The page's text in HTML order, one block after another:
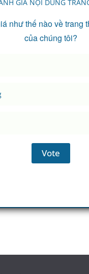
GIÁ NỘI DUNG
như thế nào về trang
của chúng tôi?